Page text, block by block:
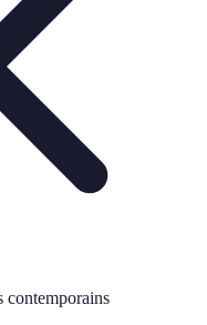
contemporains